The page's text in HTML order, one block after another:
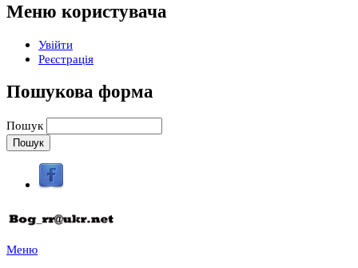
Меню користувача
Увійти
Реєстрація
Пошукова форма
Пошук
Меню